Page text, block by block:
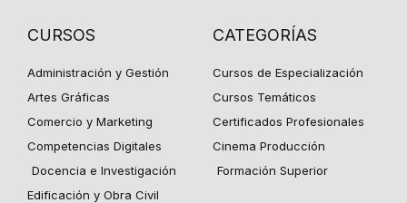
CURSOS
Administración y Gestión
Artes Gráficas
Comercio y Marketing
Competencias Digitales
Docencia e Investigación
Edificación y Obra Civil
CATEGORÍAS
Cursos de Especialización
Cursos Temáticos
Certificados Profesionales
Cinema Producción
Formación Superior